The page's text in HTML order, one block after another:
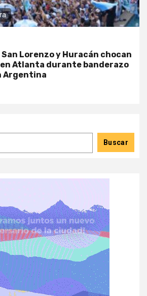
Lorenzo y Huracán chocan
Atlanta durante banderazo
Argentina
Buscar